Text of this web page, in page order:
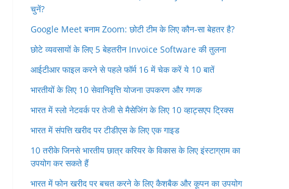
चुनें?
Google Meet बनाम Zoom: छोटी टीम के लिए कौन-सा बेहतर है?
छोटे व्यवसायों के लिए 5 बेहतरीन Invoice Software की तुलना
आईटीआर फाइल करने से पहले फॉर्म 16 में चेक करें ये 10 बातें
भारतीयों के लिए 10 सेवानिवृत्ति योजना उपकरण और गणक
भारत में स्लो नेटवर्क पर तेजी से मैसेजिंग के लिए 10 व्हाट्सएप ट्रिक्स
भारत में संपत्ति खरीद पर टीडीएस के लिए एक गाइड
10 तरीके जिनसे भारतीय छात्र करियर के विकास के लिए इंस्टाग्राम का
उपयोग कर सकते हैं
भारत में फोन खरीद पर बचत करने के लिए कैशबैक और कूपन का उपयोग